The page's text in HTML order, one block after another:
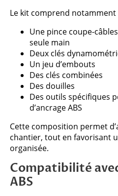
Le kit comprend notamment
Une pince coupe-
seule main
Deux clés
Un jeu d’embouts
Des clés combinées
Des douilles
Des outils spécifiques
d’ancrage ABS
Cette composition permet
chantier, tout en favorisant
organisée.
Compatibilité
ABS